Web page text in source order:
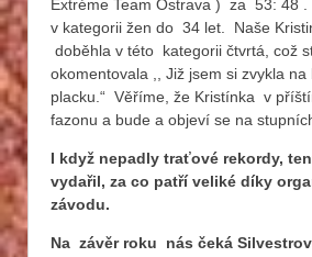
Extréme Team Ostrava ) za 53: 48
v kategorii žen do 34 let. Naše
doběhla v této kategorii čtvrtá, což
okomentovala ,, Již jsem si zvykla na
placku.“ Věříme, že Kristínka v
fazonu a bude a objeví se na
I když nepadly traťové rekordy,
vydařil, za co patří veliké díky
závodu.
Na závěr roku nás čeká